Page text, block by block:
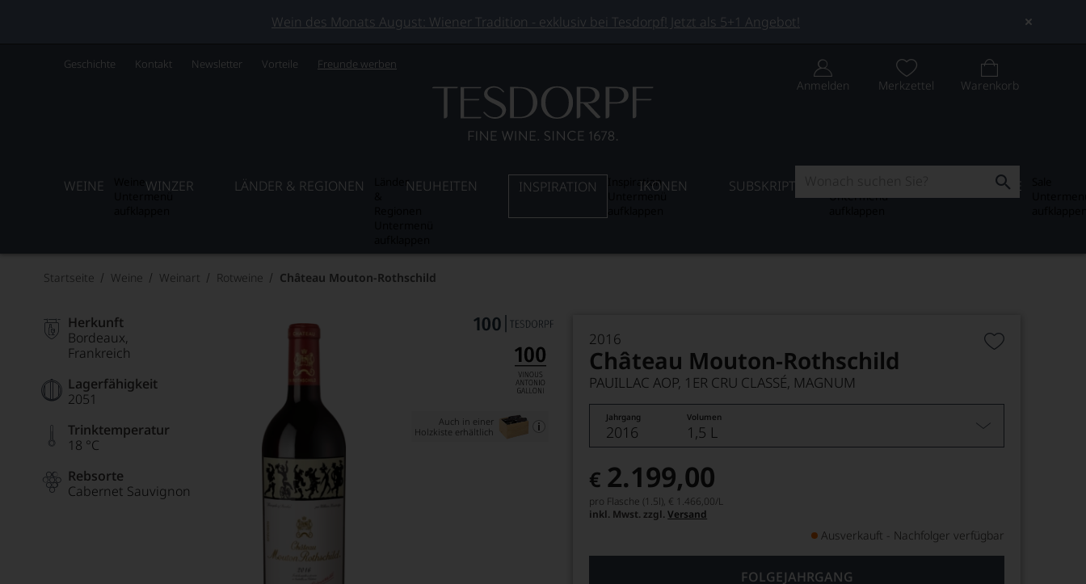
Wein des Monats August: Wiener Tradition - exklusiv bei Tesdorpf! Jetzt als 5+1 Angebot!
Geschichte Kontakt Newsletter Vorteile Freunde werben
Anmelden Merkzettel Warenkorb
WEINE WINZER LÄNDER & REGIONEN
LänderNEUHEITEN INSPIRATION
InspirationIKONEN SUBSKRIPTION
Untermenü
SALE
Startseite Weine Weinart Rotweine Château Mouton-Rothschild
Herkunft
Bordeaux
Frankreich
Lagerfähigkeit
2051
Trinktemperatur
18 °C
Rebsorte
Cabernet Sauvignon
Auch in einer
Holzkiste erhältlich
2016
Château Mouton-Rothschild
PAUILLAC AOP, 1ER CRU CLASSÉ, MAGNUM
Jahrgang Volumen
2016 1,5 L
€ 2.199,00
pro Flasche (1.5l), € 1.466,00/L
inkl. Mwst. zzgl.Versand
Ausverkauft - Nachfolger verfügbar
FOLGEJAHRGANG